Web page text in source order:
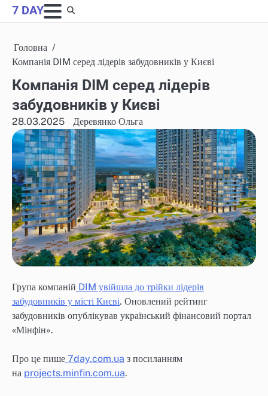
Skip
to
7 DAY
Головна
Компанія DIM серед лідерів забудовників у Києві
Компанія DIM серед лідерів
забудовників у Києві
28.03.2025 Деревянко Ольга
Група компаній DIM увійшла до трійки лідерів
забудовників у місті Києві. Оновлений рейтинг
забудовників опублікував український фінансовий портал
«Мінфін».
Про це пише 7day.com.ua з посиланням
на projects.minfin.com.ua.